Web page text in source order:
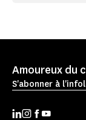
Amoureux du
S'abonner à